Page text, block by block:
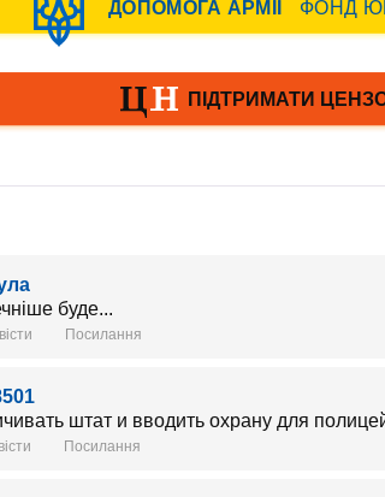
буде...
Посилання
штат и вводить охрану для
Посилання